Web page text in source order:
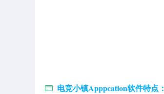
电竞小镇Apppcation软件特点：